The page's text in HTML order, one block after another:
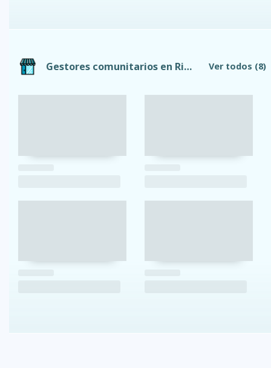
Gestores comunitarios en Riobamba Ver todos (8)